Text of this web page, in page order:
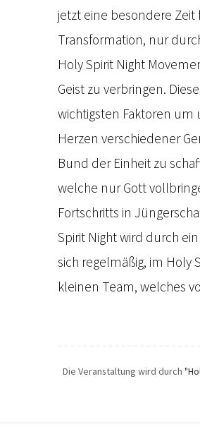
jetzt eine besondere Zeit
Transformation, nur
Holy Spirit Night
Geist zu verbringen.
wichtigsten Faktoren um
Herzen verschiedener
Bund der Einheit zu
welche nur Gott
Fortschritts in
Spirit Night wird durch
sich regelmäßig, im Holy
kleinen Team, welches
Die Veranstaltung wird durch